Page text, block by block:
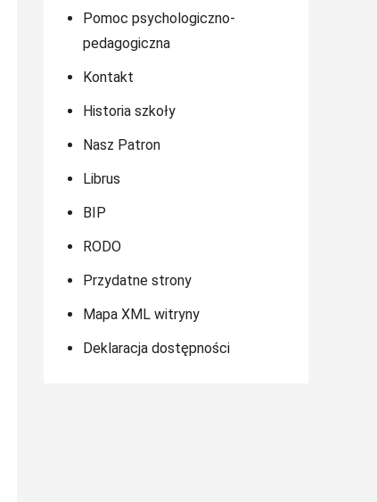
Pomoc psychologiczno-
pedagogiczna
Kontakt
Historia szkoły
Nasz Patron
Librus
BIP
RODO
Przydatne strony
Mapa XML witryny
Deklaracja dostępności